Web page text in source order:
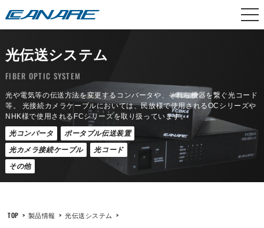
光伝送システム
FIBER OPTIC SYSTEM
光や電気等の伝送方法を変更するコンバータや、それら機器を繋ぐ光コード
等。
光接続カメラケーブルにおいては、民放様で使用されるOCシリーズや
NHK様で使用されるFCシリーズを取り扱っています。
光コンバータ
ポータブル伝送装置
光カメラ接続ケーブル
光コード
その他
TOP > 製品情報 > 光伝送システム >